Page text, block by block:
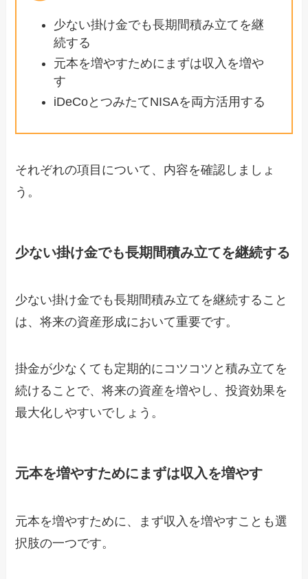
少ない掛け金でも長期間積み立てを継
続する
元本を増やすためにまずは収入を増や
す
iDeCoとつみたてNISAを両方活用する
それぞれの項目について、内容を確認しましょ
う。
少ない掛け金でも長期間積み立てを継続する
少ない掛け金でも長期間積み立てを継続すること
は、将来の資産形成において重要です。
掛金が少なくても定期的にコツコツと積み立てを
続けることで、将来の資産を増やし、投資効果を
最大化しやすいでしょう。
元本を増やすためにまずは収入を増やす
元本を増やすために、まず収入を増やすことも選
択肢の一つです。